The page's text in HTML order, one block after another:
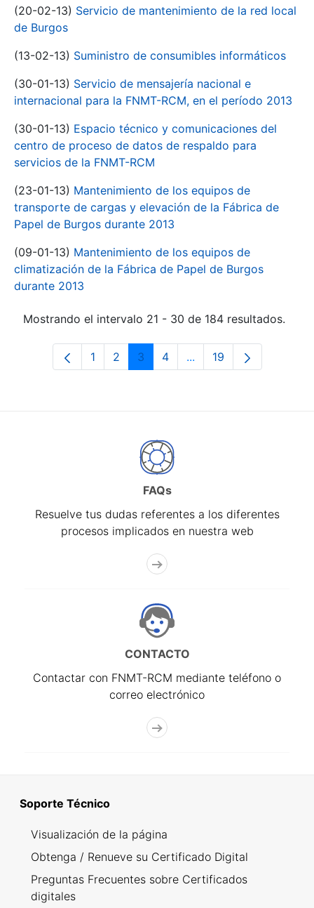
(20-02-13) Servicio de mantenimiento de la red local
de Burgos
(13-02-13) Suministro de consumibles informáticos
(30-01-13) Servicio de mensajería nacional e
internacional para la FNMT-RCM, en el período 2013
(30-01-13) Espacio técnico y comunicaciones del
centro de proceso de datos de respaldo para
servicios de la FNMT-RCM
(23-01-13) Mantenimiento de los equipos de
transporte de cargas y elevación de la Fábrica de
Papel de Burgos durante 2013
(09-01-13) Mantenimiento de los equipos de
climatización de la Fábrica de Papel de Burgos
durante 2013
Mostrando el intervalo 21 - 30 de 184 resultados.
Página
1 Página
2 Página
3 Página
4 ...Páginas intermedias
Página
19
FAQs
Resuelve tus dudas referentes a los diferentes
procesos implicados en nuestra web
CONTACTO
Contactar con FNMT-RCM mediante teléfono o
correo electrónico
Soporte Técnico
Visualización de la página
Obtenga / Renueve su Certificado Digital
Preguntas Frecuentes sobre Certificados
digitales